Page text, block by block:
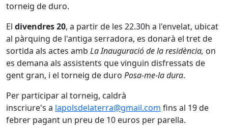
torneig de duro.
El divendres 20, a partir de les 22.30h a l'envelat, ubicat
al pàrquing de l'antiga serradora, es donarà el tret de
sortida als actes amb La Inauguració de la residència, on
es demana als assistents que vinguin disfressats de
gent gran, i el torneig de duro Posa-me-la dura.
Per participar al torneig, caldrà
inscriure's a lapolsdelaterra@gmail.com fins al 19 de
febrer pagant un preu de 10 euros per parella.